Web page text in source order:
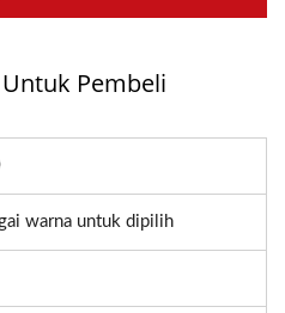
Pembeli
warna untuk dipilih